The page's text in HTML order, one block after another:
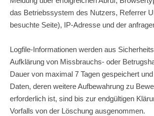
das Betriebssystem des Nutzers, Referrer
besuchte Seite), IP-Adresse und der
Logfile-Informationen werden aus
Aufklärung von Missbrauchs- oder
Dauer von maximal 7 Tagen gespeichert
Daten, deren weitere Aufbewahrung zu
erforderlich ist, sind bis zur endgültigen
Vorfalls von der Löschung ausgenommen.